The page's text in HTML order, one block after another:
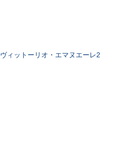
ィットーリオ・エマヌエーレ2